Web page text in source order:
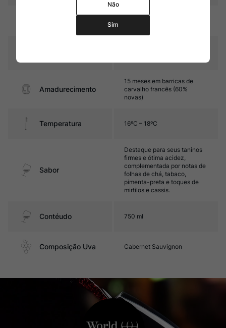
Amadurecimento
15 meses em barricas de
carvalho francês (60%
novas)
Temperatura 16ºC – 18ºC
Sabor
Destaque para seus taninos
firmes e ótima acidez,
complementada por notas de
folhas de chá, tabaco,
pimenta-preta e toques de
mirtilos e cassis.
Contéudo 750 ml
Composição Uva Cabernet Sauvignon
Não
Sim